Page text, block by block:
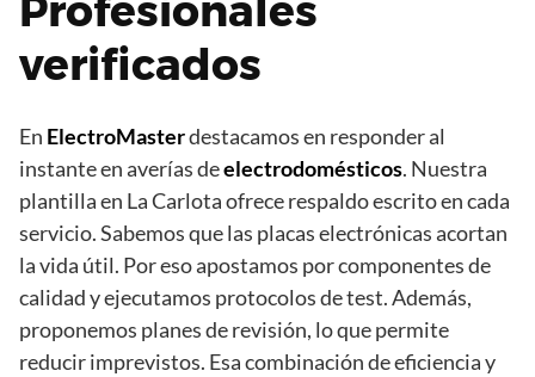
Profesionales
verificados
En ElectroMasterdestacamos en responder al
instante en averías deelectrodomésticos. Nuestra
plantilla en La Carlota ofrece respaldo escrito en cada
servicio. Sabemos que las placas electrónicas acortan
la vida útil. Por eso apostamos por componentes de
calidad y ejecutamos protocolos de test. Además,
proponemos planes de revisión, lo que permite
reducir imprevistos. Esa combinación de eficiencia y